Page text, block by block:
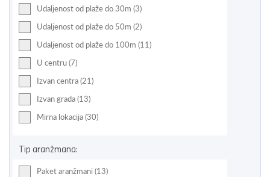
Udaljenost od plaže do 30m (3)
Udaljenost od plaže do 50m (2)
Udaljenost od plaže do 100m (11)
U centru (7)
Izvan centra (21)
Izvan grada (13)
Mirna lokacija (30)
Tip aranžmana:
Paket aranžmani (13)